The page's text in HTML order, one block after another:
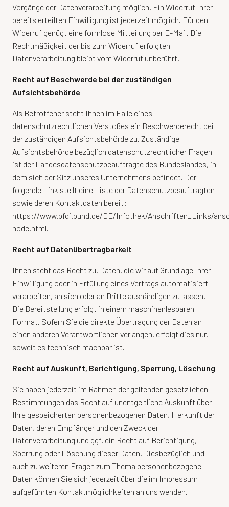
Vorgänge der Datenverarbeitung möglich. Ein Widerruf Ihrer
bereits erteilten Einwilligung ist jederzeit möglich. Für den
Widerruf genügt eine formlose Mitteilung per E-Mail. Die
Rechtmäßigkeit der bis zum Widerruf erfolgten
Datenverarbeitung bleibt vom Widerruf unberührt.
Recht auf Beschwerde bei der zuständigen
Aufsichtsbehörde
Als Betroffener steht Ihnen im Falle eines
datenschutzrechtlichen Verstoßes ein Beschwerderecht bei
der zuständigen Aufsichtsbehörde zu. Zuständige
Aufsichtsbehörde bezüglich datenschutzrechtlicher Fragen
ist der Landesdatenschutzbeauftragte des Bundeslandes, in
dem sich der Sitz unseres Unternehmens befindet. Der
folgende Link stellt eine Liste der Datenschutzbeauftragten
sowie deren Kontaktdaten bereit:
https://www.bfdi.bund.de/DE/Infothek/Anschriften_Links/
node.html.
Recht auf Datenübertragbarkeit
Ihnen steht das Recht zu, Daten, die wir auf Grundlage Ihrer
Einwilligung oder in Erfüllung eines Vertrags automatisiert
verarbeiten, an sich oder an Dritte aushändigen zu lassen.
Die Bereitstellung erfolgt in einem maschinenlesbaren
Format. Sofern Sie die direkte Übertragung der Daten an
einen anderen Verantwortlichen verlangen, erfolgt dies nur,
soweit es technisch machbar ist.
Recht auf Auskunft, Berichtigung, Sperrung, Löschung
Sie haben jederzeit im Rahmen der geltenden gesetzlichen
Bestimmungen das Recht auf unentgeltliche Auskunft über
Ihre gespeicherten personenbezogenen Daten, Herkunft der
Daten, deren Empfänger und den Zweck der
Datenverarbeitung und ggf. ein Recht auf Berichtigung,
Sperrung oder Löschung dieser Daten. Diesbezüglich und
auch zu weiteren Fragen zum Thema personenbezogene
Daten können Sie sich jederzeit über die im Impressum
aufgeführten Kontaktmöglichkeiten an uns wenden.